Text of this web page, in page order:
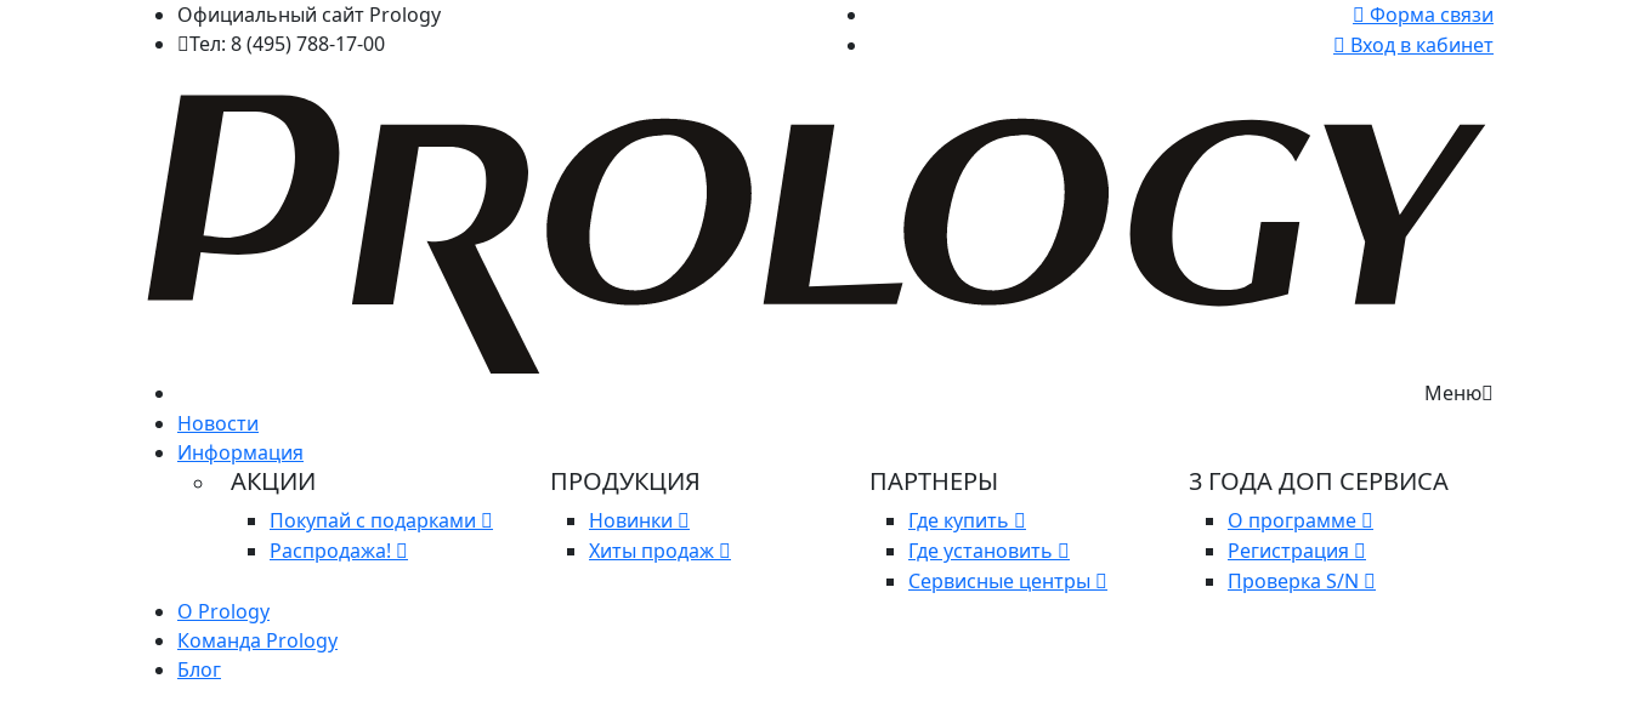
Официальный сайт Prology
Тел: 8 (495) 788-17-00
Форма связи
Вход в кабинет
Меню
Новости
Информация
АКЦИИ
Покупай с подарками
Распродажа!
ПРОДУКЦИЯ
Новинки
Хиты продаж
ПАРТНЕРЫ
Где купить
Где установить
Сервисные центры
3 ГОДА ДОП СЕРВИСА
О программе
Регистрация
Проверка S/N
О Prology
Команда Prology
Блог